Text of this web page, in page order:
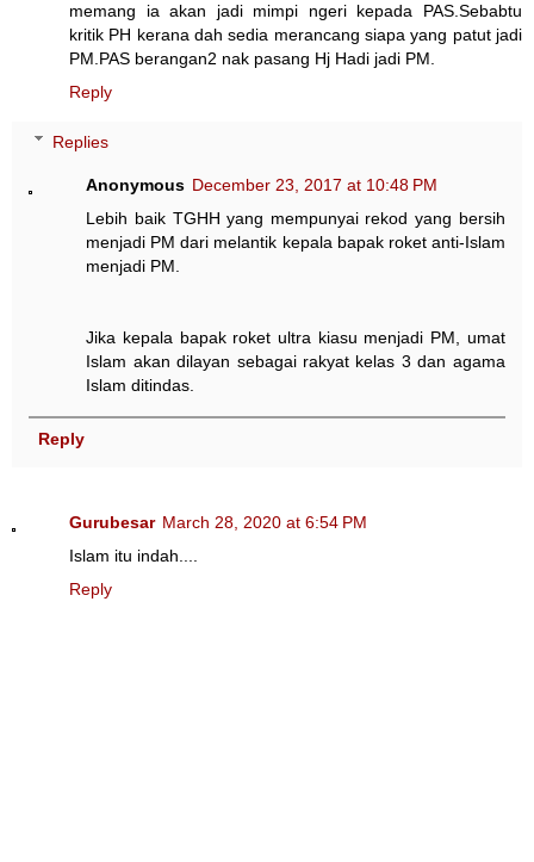
memang ia akan jadi mimpi ngeri kepada PAS.Sebabtu
kritik PH kerana dah sedia merancang siapa yang patut jadi
PM.PAS berangan2 nak pasang Hj Hadi jadi PM.
Reply
Replies
Anonymous December 23, 2017 at 10:48 PM
Lebih baik TGHH yang mempunyai rekod yang bersih
menjadi PM dari melantik kepala bapak roket anti-Islam
menjadi PM.
Jika kepala bapak roket ultra kiasu menjadi PM, umat
Islam akan dilayan sebagai rakyat kelas 3 dan agama
Islam ditindas.
Reply
Gurubesar March 28, 2020 at 6:54 PM
Islam itu indah....
Reply